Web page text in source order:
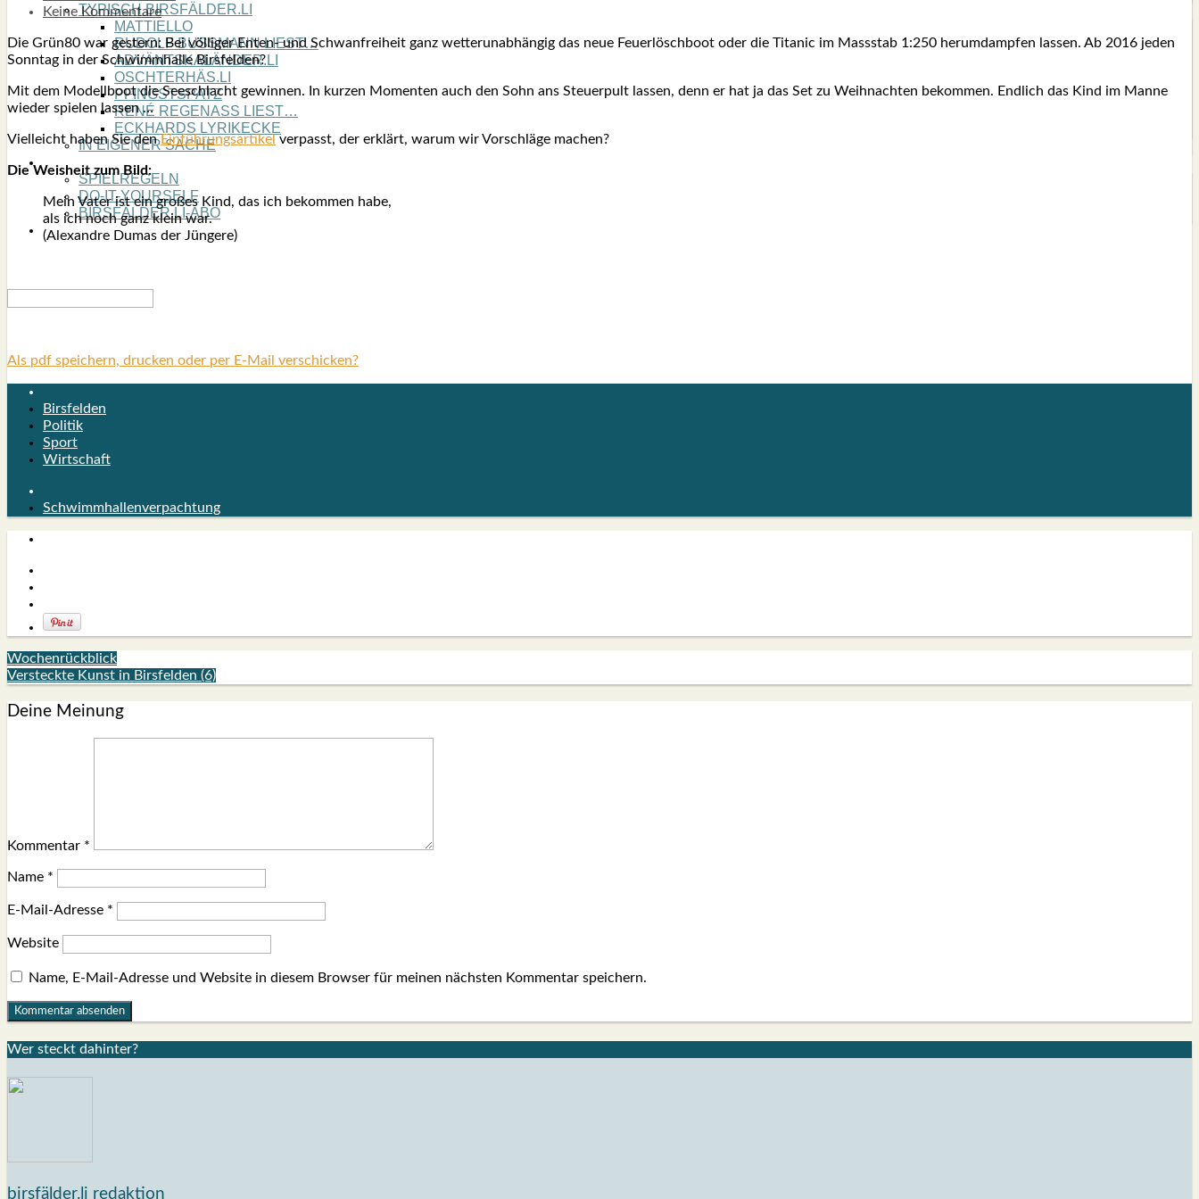
TYPISCH BIRSFÄLDER.LI
MATTIELLO
RUDOLF BUSS­MANN LIEST…
ADVÄNTSKALÄNDER.LI
OSCHTERHÄS.LI
PFINGST­SPATZ
RENÉ REGEN­ASS LIEST…
ECK­HARDS LYRIK­ECKE
IN EIGE­NER SACHE
SO GOOT’S
SPIEL­RE­GELN
DO-IT-YOUR­S­ELF
BIRSFÄLDER.LI-ABO
SHOUT­BOX
Keine Kommentare
Die Grün80 war ges­tern: Bei völ­li­ger Enten- und Schwan­frei­heit ganz wet­ter­un­ab­hän­gig das neue Feu­er­lösch­boot oder die Tita­nic im Mass­stab 1:250 her­um­damp­fen las­sen. Ab 2016 jeden
Sonn­tag in der Schwimm­hal­le Birs­fel­den?
Mit dem Modell­boot die See­schlacht gewin­nen. In kur­zen Momen­ten auch den Sohn ans Steu­er­pult las­sen, denn er hat ja das Set zu Weih­nach­ten bekom­men. End­lich das Kind im Man­ne
wie­der spie­len las­sen …
Viel­leicht haben Sie denEin­füh­rungs­ar­ti­kelver­passt, der erklärt, war­um wir Vor­schlä­ge machen?
Die Weis­heit zum Bild:
Mein Vater ist ein gro­ßes Kind, das ich bekom­men habe,
als ich noch ganz klein war.
(Alex­and­re Dumas der Jün­ge­re)
Als pdf speichern, drucken oder per E-Mail verschicken?
Birsfelden
Politik
Sport
Wirtschaft
Schwimmhallenverpachtung
Wochenrückblick
Versteckte Kunst in Birsfelden (6)
Deine Meinung
Kommentar *
Name *
E-Mail-Adresse *
Website
Name, E-Mail-Adresse und Website in diesem Browser für meinen nächsten Kommentar speichern.
Wer steckt dahin­ter?
birsfälder.li redaktion